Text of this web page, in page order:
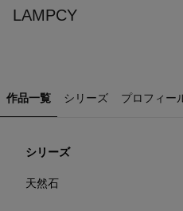
LAMPCY
作品一覧 シリーズ プロフィー
シリーズ
天然石